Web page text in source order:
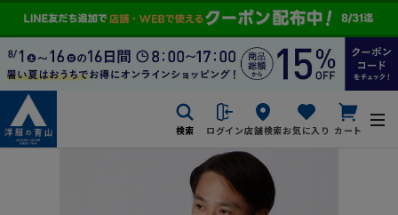
検索 ログイン店舗検索お気に入り カート